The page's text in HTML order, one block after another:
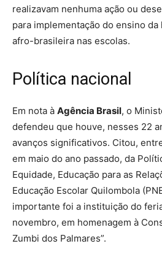
realizavam nenhuma ação ou
para implementação do ensino
afro-brasileira nas escolas.
Política nacional
Em nota à Agência Brasil, o
defendeu que houve, nesses 22
avanços significativos. Citou,
em maio do ano passado, da
Equidade, Educação para as
Educação Escolar Quilombola
importante foi a instituição do
novembro, em homenagem à
Zumbi dos Palmares”.